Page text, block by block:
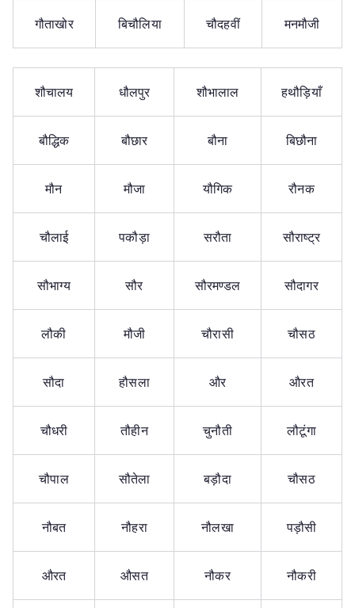
गौताखोर बिचौलिया चौदहवीं मनमौजी
शौचालय धौलपुर शौभालाल हथौड़ियाँ
बौद्धिक बौछार बौना बिछौना
मौन मौजा यौगिक रौनक
चौलाई पकौड़ा सरौता सौराष्ट्र
सौभाग्य सौर सौरमण्डल सौदागर
लौकी मौजी चौरासी चौसठ
सौदा हौसला और औरत
चौधरी तौहीन चुनौती लौटूंगा
चौपाल सौतेला बड़ौदा चौसठ
नौबत नौहरा नौलखा पड़ौसी
औरत औसत नौकर नौकरी